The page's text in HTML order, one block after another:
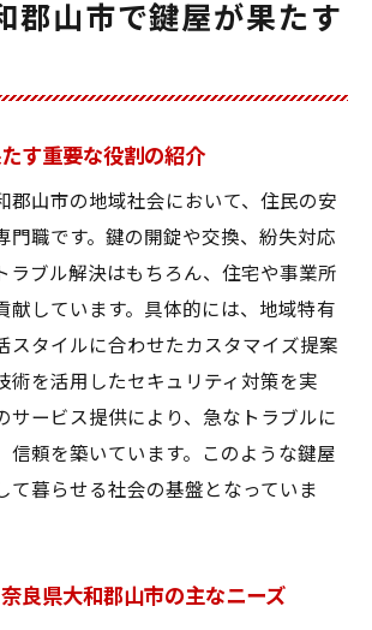
郡山市で鍵屋が果たす
す重要な役割の紹介
郡山市の地域社会において、住民の安
門職です。鍵の開錠や交換、紛失対応
ラブル解決はもちろん、住宅や事業所
献しています。具体的には、地域特有
スタイルに合わせたカスタマイズ提案
術を活用したセキュリティ対策を実
サービス提供により、急なトラブルに
信頼を築いています。このような鍵屋
て暮らせる社会の基盤となっていま
良県大和郡山市の主なニーズ